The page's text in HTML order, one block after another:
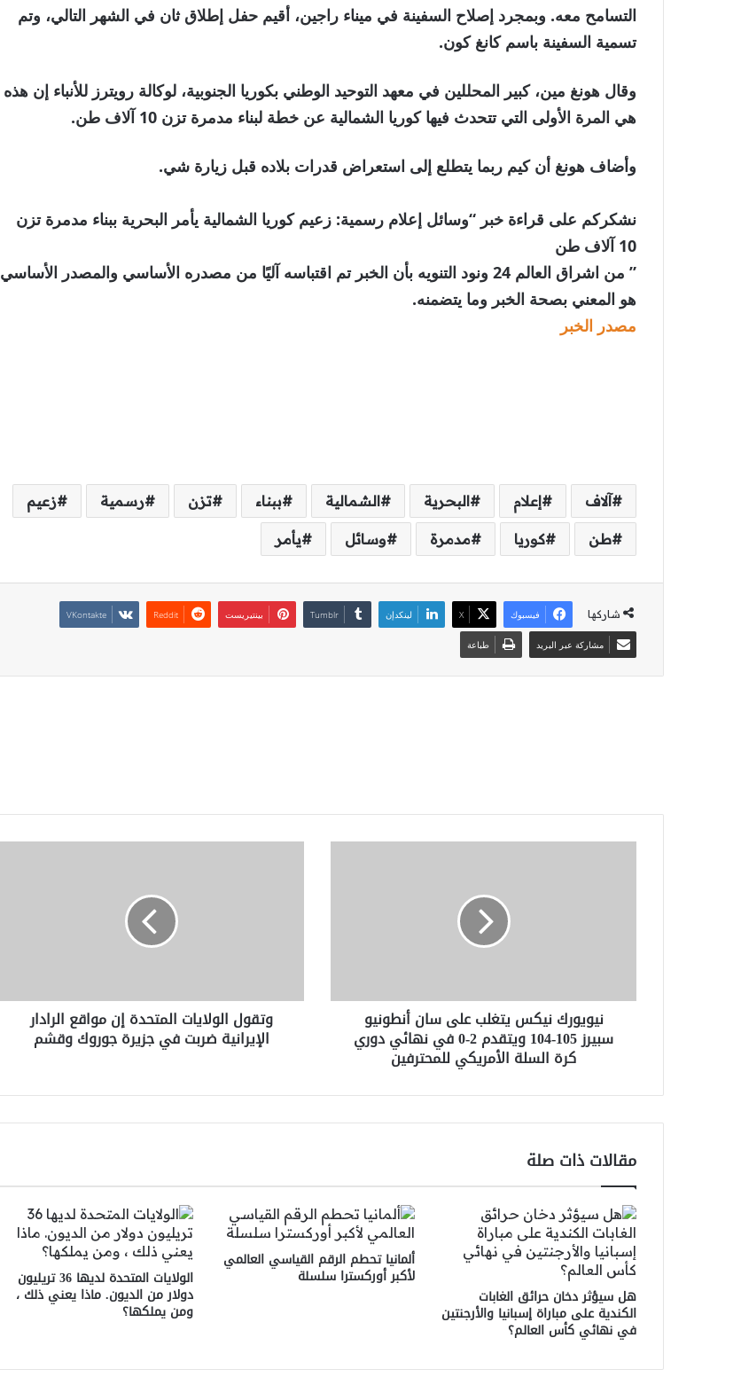
التسامح معه. وبمجرد إصلاح السفينة في ميناء راجين، أقيم حفل إطلاق ثان في الشهر التالي، وتم
تسمية السفينة باسم كانغ كون.
وقال هونغ مين، كبير المحللين في معهد التوحيد الوطني بكوريا الجنوبية، لوكالة رويترز للأنباء إن هذه
هي المرة الأولى التي تتحدث فيها كوريا الشمالية عن خطة لبناء مدمرة تزن 10 آلاف طن.
وأضاف هونغ أن كيم ربما يتطلع إلى استعراض قدرات بلاده قبل زيارة شي.
نشكركم على قراءة خبر “وسائل إعلام رسمية: زعيم كوريا الشمالية يأمر البحرية ببناء مدمرة تزن
10 آلاف طن
” من اشراق العالم 24 ونود التنويه بأن الخبر تم اقتباسه آليًا من مصدره الأساسي والمصدر الأساسي
هو المعني بصحة الخبر وما يتضمنه.
مصدر الخبر
آلاف إعلام البحرية الشمالية ببناء تزن رسمية زعيم
طن كوريا مدمرة وسائل يأمر
شاركها فيسبوك ‫X لينكدإن بينتيريست
مشاركة عبر البريد طباعة
104
ويتقدم
نهائي
كرة
الأمريكي
للمحترفين
نيويورك نيكس يتغلب على سان أنطونيو
سبيرز 105-104 ويتقدم 2-0 في نهائي دوري
كرة السلة الأمريكي للمحترفين
في
جزيرة
جوروك
وتقول الولايات المتحدة إن مواقع الرادار
الإيرانية ضربت في جزيرة جوروك وقشم
مقالات ذات صلة
هل سيؤثر دخان حرائق الغابات
الكندية على مباراة إسبانيا والأرجنتين
في نهائي كأس العالم؟
ألمانيا تحطم الرقم القياسي العالمي
لأكبر أوركسترا سلسلة الولايات المتحدة لديها 36 تريليون
دولار من الديون. ماذا يعني ذلك ،
ومن يملكها؟